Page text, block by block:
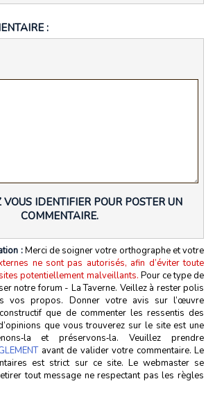
:
VOUS IDENTIFIER POUR POSTER UN
COMMENTAIRE.
:Merci de soigner votre orthographe et votre
ne sont pas autorisés, afin d’éviter toute
potentiellement malveillants. Pour ce type de
notre forum - La Taverne. Veillez à rester polis
vos propos. Donner votre avis sur l’œuvre
que de commenter les ressentis des
que vous trouverez sur le site est une
et préservons‑la. Veuillez prendre
avant de valider votre commentaire. Le
est strict sur ce site. Le webmaster se
tout message ne respectant pas les règles